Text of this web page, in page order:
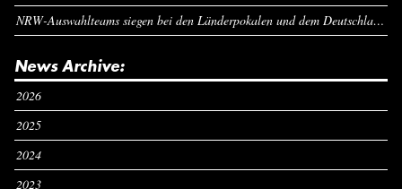
NRW-Auswahlteams siegen bei den Länderpokalen und dem Deutschlandcup an Pfingsten
News Archive:
2026
2025
2024
2023